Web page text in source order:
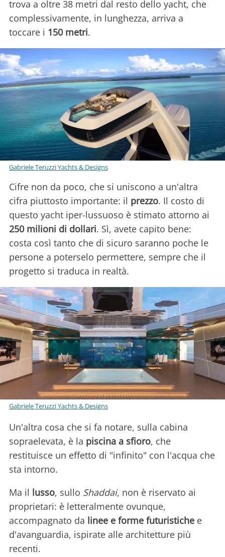
trova a oltre 38 metri dal resto dello yacht, che
complessivamente, in lunghezza, arriva a
toccare i 150 metri.
Gabriele Teruzzi Yachts & Designs
Cifre non da poco, che si uniscono a un'altra
cifra piuttosto importante: il prezzo. Il costo di
questo yacht iper-lussuoso è stimato attorno ai
250 milioni di dollari. Sì, avete capito bene:
costa così tanto che di sicuro saranno poche le
persone a poterselo permettere, sempre che il
progetto si traduca in realtà.
Gabriele Teruzzi Yachts & Designs
Un'altra cosa che si fa notare, sulla cabina
sopraelevata, è la piscina a sfioro, che
restituisce un effetto di "infinito" con l'acqua che
sta intorno.
Ma il lusso, sullo Shaddai, non è riservato ai
proprietari: è letteralmente ovunque,
accompagnato da linee e forme futuristiche e
d'avanguardia, ispirate alle architetture più
recenti.